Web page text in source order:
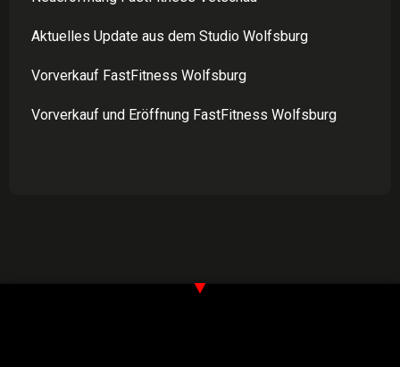
Aktuelles Update aus dem Studio Wolfsburg
Vorverkauf FastFitness Wolfsburg
Vorverkauf und Eröffnung FastFitness Wolfsburg